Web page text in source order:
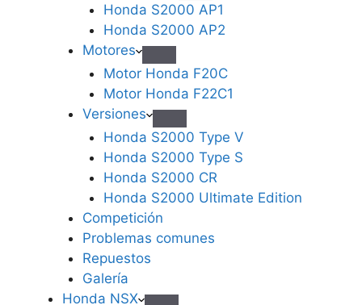
Honda S2000 AP1
Honda S2000 AP2
Motores
Motor Honda F20C
Motor Honda F22C1
Versiones
Honda S2000 Type V
Honda S2000 Type S
Honda S2000 CR
Honda S2000 Ultimate Edition
Competición
Problemas comunes
Repuestos
Galería
Honda NSX